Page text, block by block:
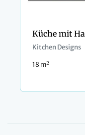
Kitchen Designs
18 m2